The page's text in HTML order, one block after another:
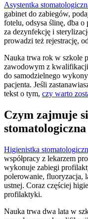
Asystentka
gabinet do zabiegów,
fotelu, odsysa ślinę, dba
za dezynfekcję i
prowadzi też rejestrację,
Nauka trwa rok w szkole
zawodowym z
do samodzielnego
pacjenta. Jeśli
tekst o tym, czy warto
Czym zajmuje
stomatologiczna
Higienistka
współpracy z lekarzem
wykonuje zabiegi
polerowanie, fluoryzacja,
ustnej. Coraz częściej
profilaktyki.
Nauka trwa dwa lata w